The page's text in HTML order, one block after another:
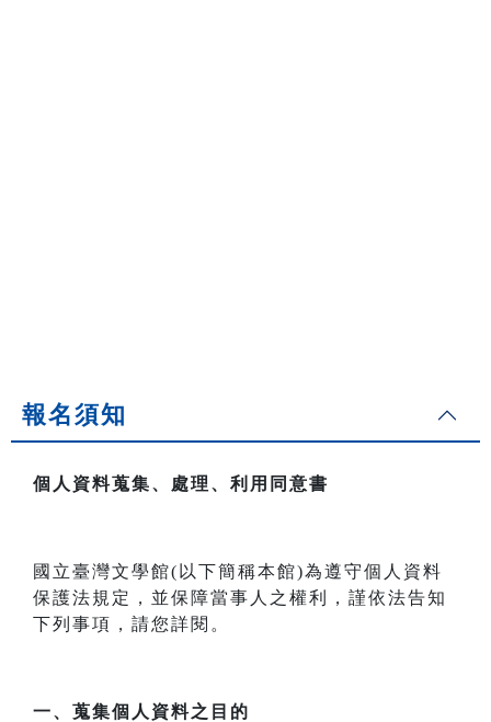
報名須知
個人資料蒐集、處理、利用同意書
國立臺灣文學館(以下簡稱本館)為遵守個人資料
保護法規定，並保障當事人之權利，謹依法告知
下列事項，請您詳閱。
一、 蒐集個人資料之目的